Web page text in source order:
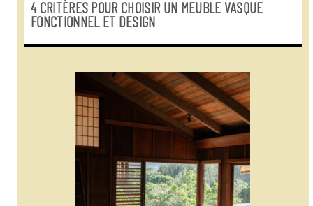
4 CRITÈRES POUR CHOISIR UN MEUBLE VASQUE
FONCTIONNEL ET DESIGN